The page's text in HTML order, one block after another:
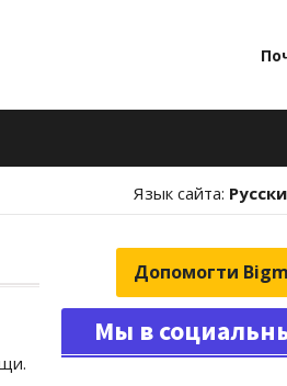
Язык сайта:
Допомогти
Мы в